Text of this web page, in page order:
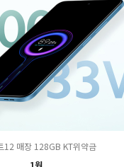
12 매장 128GB KT위약금
1원